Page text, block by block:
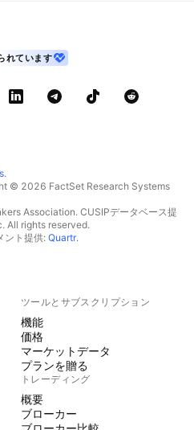
れています
.
© 2026 FactSet Research Systems
Association. CUSIPデータベース提
All rights reserved.
ント提供: Quartr.
ツールとサブスクリプション
機能
価格
マーケットデータ
プランを贈る
トレーディング
概要
ブローカー